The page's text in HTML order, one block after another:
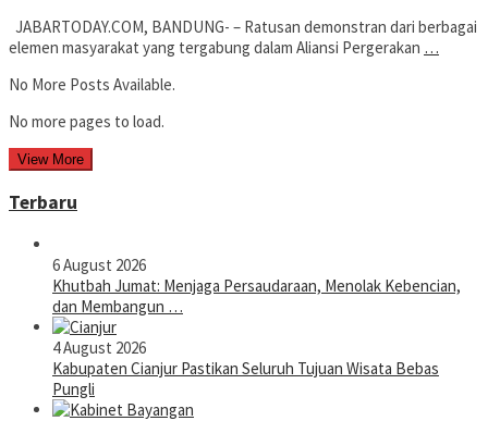
JABARTODAY.COM, BANDUNG- – Ratusan demonstran dari berbagai
elemen masyarakat yang tergabung dalam Aliansi Pergerakan …
No More Posts Available.
No more pages to load.
View More
Terbaru
6 August 2026
Khutbah Jumat: Menjaga Persaudaraan, Menolak Kebencian,
dan Membangun …
4 August 2026
Kabupaten Cianjur Pastikan Seluruh Tujuan Wisata Bebas
Pungli